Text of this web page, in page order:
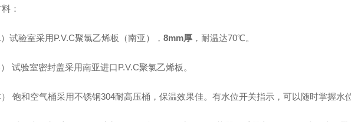
：
试验室采用P.V.C聚氯乙烯板（南亚）， 8mm厚， 耐温达70℃。
） 试验室密封盖采用南亚进口P.V.C聚氯乙烯板。
） 饱和空气桶采用不锈钢304耐高压桶，保温效果佳。有水位开关指示，可以随时掌握水